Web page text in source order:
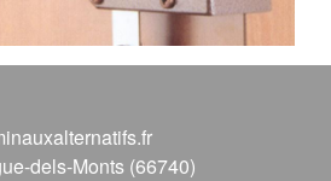
dels-Monts (66740)